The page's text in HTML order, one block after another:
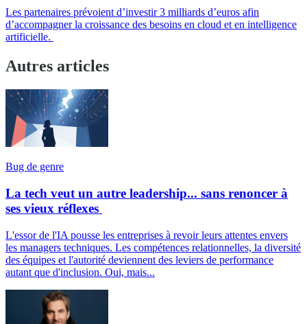
Les partenaires prévoient d’investir 3 milliards d’euros afin
d’accompagner la croissance des besoins en cloud et en intelligence
artificielle.
Autres articles
Bug de genre
La tech veut un autre leadership... sans renoncer à
ses vieux réflexes
L'essor de l'IA pousse les entreprises à revoir leurs attentes envers
les managers techniques. Les compétences relationnelles, la diversité
des équipes et l'autorité deviennent des leviers de performance
autant que d'inclusion. Oui, mais...